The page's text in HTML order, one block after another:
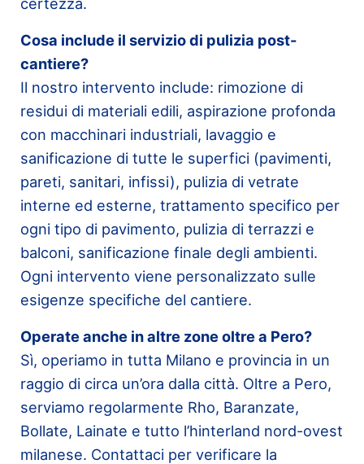
Cosa include il servizio di pulizia post-
cantiere?
Il nostro intervento include: rimozione di
residui di materiali edili, aspirazione profonda
con macchinari industriali, lavaggio e
sanificazione di tutte le superfici (pavimenti,
pareti, sanitari, infissi), pulizia di vetrate
interne ed esterne, trattamento specifico per
ogni tipo di pavimento, pulizia di terrazzi e
balconi, sanificazione finale degli ambienti.
Ogni intervento viene personalizzato sulle
esigenze specifiche del cantiere.
Operate anche in altre zone oltre a Pero?
Sì, operiamo in tutta Milano e provincia in un
raggio di circa un’ora dalla città. Oltre a Pero,
serviamo regolarmente Rho, Baranzate,
Bollate, Lainate e tutto l’hinterland nord-ovest
milanese. Contattaci per verificare la